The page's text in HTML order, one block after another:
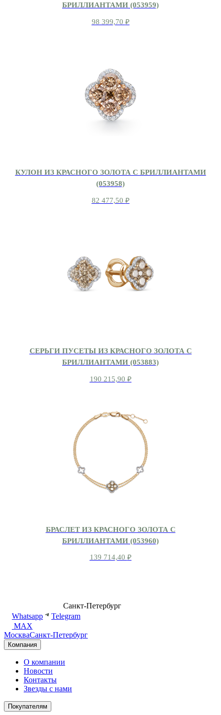
БРИЛЛИАНТАМИ (053959)
98 399,70 ₽
КУЛОН ИЗ КРАСНОГО ЗОЛОТА С БРИЛЛИАНТАМИ
(053958)
82 477,50 ₽
СЕРЬГИ ПУСЕТЫ ИЗ КРАСНОГО ЗОЛОТА С
БРИЛЛИАНТАМИ (053883)
190 215,90 ₽
БРАСЛЕТ ИЗ КРАСНОГО ЗОЛОТА С
БРИЛЛИАНТАМИ (053960)
139 714,40 ₽
Санкт-Петербург
Whatsapp
Telegram
MAX
МоскваСанкт-Петербург
Компания
О компании
Новости
Контакты
Звезды с нами
Покупателям